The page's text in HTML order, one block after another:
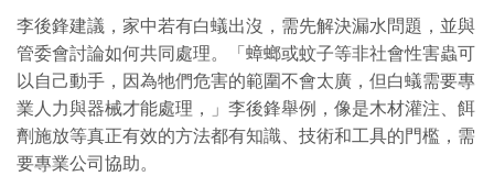
李後鋒建議，家中若有白蟻出沒，需先解決漏水問題，並與
管委會討論如何共同處理。「蟑螂或蚊子等非社會性害蟲可
以自己動手，因為牠們危害的範圍不會太廣，但白蟻需要專
業人力與器械才能處理，」李後鋒舉例，像是木材灌注、餌
劑施放等真正有效的方法都有知識、技術和工具的門檻，需
要專業公司協助。